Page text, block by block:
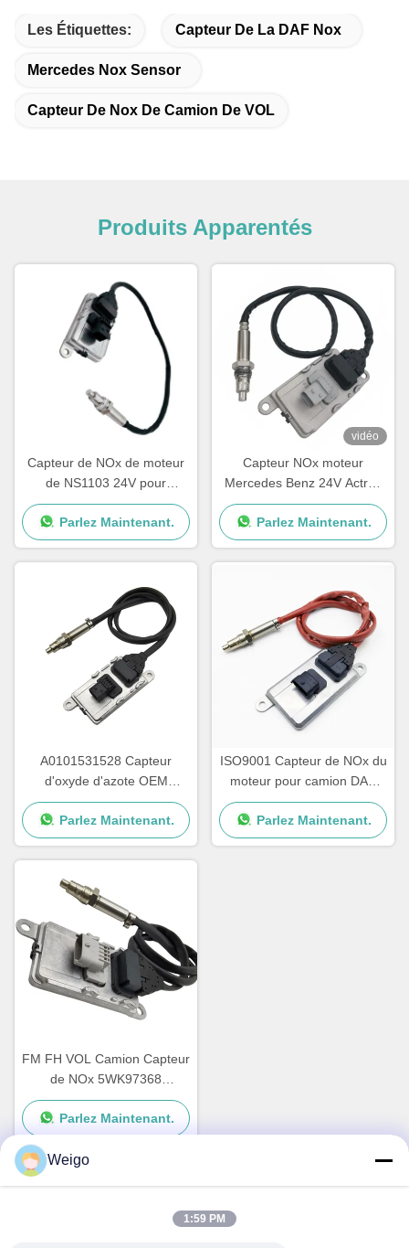
Les Étiquettes: Capteur De La DAF Nox
Mercedes Nox Sensor
Capteur De Nox De Camion De VOL
Produits Apparentés
Capteur de NOx de moteur
de NS1103 24V pour
Mercedes Benz Truck
5WK97329A
Parlez Maintenant.
vidéo
Capteur NOx moteur
Mercedes Benz 24V Actros
5WK97331A A0101531628
Parlez Maintenant.
A0101531528 Capteur
d'oxyde d'azote OEM
NS1110 Mercedes Actros
Capteur de NOx
5WK97330A
Parlez Maintenant.
ISO9001 Capteur de NOx du
moteur pour camion DAF
2011649 1793379
5WK96628B 1697586
Parlez Maintenant.
FM FH VOL Camion Capteur
de NOx 5WK97368
22827991 24V Garantie de
12 mois
Parlez Maintenant.
Weigo
1:59 PM